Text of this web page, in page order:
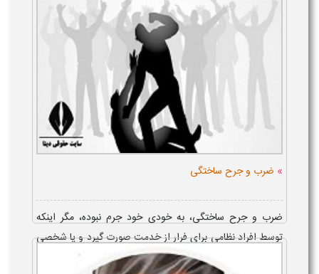
» ضرب و جرح ساختگی
ضرب و جرح ساختگی، به خودی خود جرم نبوده، مگر اینکه
توسط افراد نظامی برای فرار از خدمت صورت گیرد و یا شخصی
به واسطه ایجاد آن بر خود، مرتکب جرایمی نظیر کلاهبرداری یا